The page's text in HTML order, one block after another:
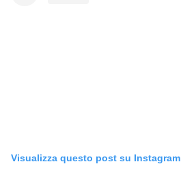
Visualizza questo post su Instagram